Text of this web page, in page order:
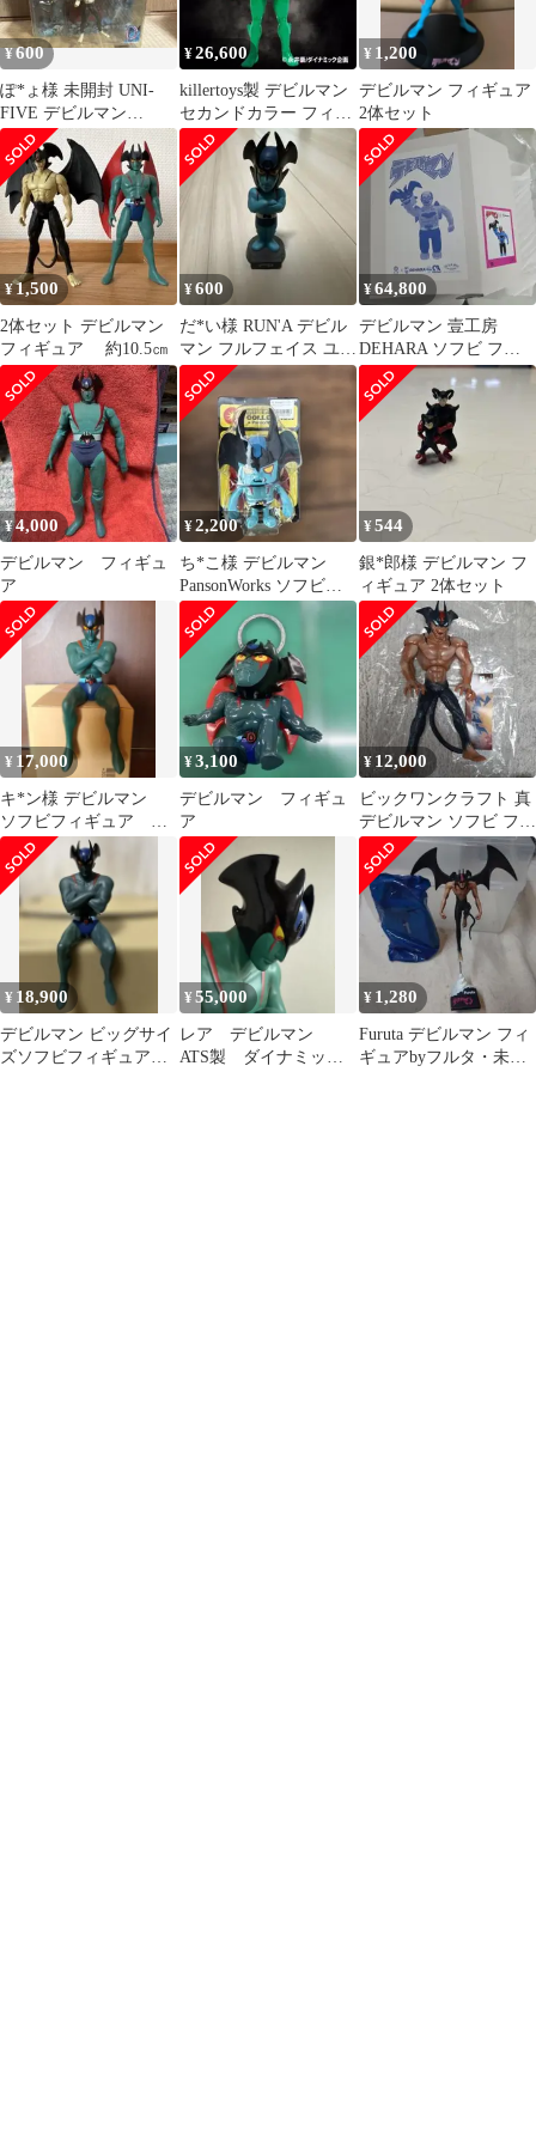
¥600
ぽ*ょ様 未開封 UNI-
FIVE デビルマン
DETAIL FIGURE フィ
¥26,600
killertoys製 デビルマン
セカンドカラー フィギ
ュア 永井豪 ソフビ
¥ 1,200
デビルマン フィギュア
2体セット
¥1,500
2体セット デビルマン
フィギュア 約10.5㎝
¥600
だ*い様 RUN'A デビル
マン フルフェイス ユラ
ユラ首ふりマスコット
稀少品
¥64,800
デビルマン 壹工房
DEHARA ソフビ フィ
ギュア
¥4,000
デビルマン フィギュ
ア
¥2,200
ち*こ様 デビルマン
PansonWorks ソフビフ
ィギュア
¥544
銀*郎様 デビルマン フ
ィギュア 2体セット
¥ 17,000
キ*ン様 デビルマン
ソフビフィギュア 希
少 レア
¥3,100
デビルマン フィギュ
ア
¥ 12,000
ビックワンクラフト 真
デビルマン ソフビ フィ
ギュア
¥ 18,900
デビルマン ビッグサイ
ズソフビフィギュア
¥55,000
レア デビルマン
ATS製 ダイナミック
¥ 1,280
Furuta デビルマン フィ
ギュアbyフルタ・未開